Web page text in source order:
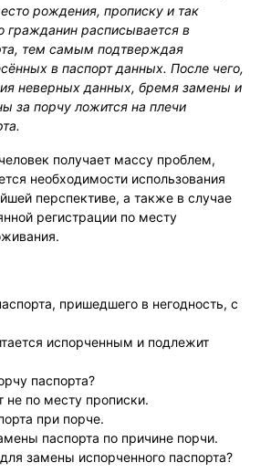
рождения, прописку и так
гражданин расписывается в
тем самым подтверждая
в паспорт данных. После чего,
неверных данных, бремя замены и
за порчу ложится на плечи
получает массу проблем,
необходимости использования
перспективе, а также в случае
регистрации по месту
пришедшего в негодность, с
испорченным и подлежит
паспорта?
не по месту прописки.
при порче.
паспорта по причине порчи.
замены испорченного паспорта?